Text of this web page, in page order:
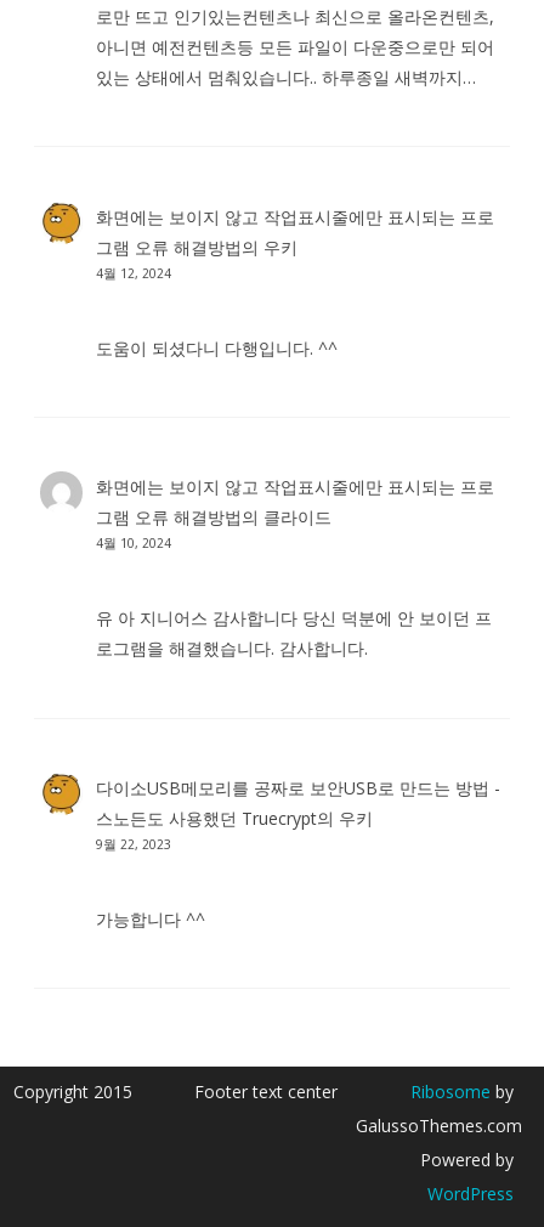
로만 뜨고 인기있는컨텐츠나 최신으로 올라온컨텐츠,
아니면 예전컨텐츠등 모든 파일이 다운중으로만 되어
있는 상태에서 멈춰있습니다.. 하루종일 새벽까지…
화면에는 보이지 않고 작업표시줄에만 표시되는 프로
그램 오류 해결방법의 우키
4월 12, 2024
도움이 되셨다니 다행입니다. ^^
화면에는 보이지 않고 작업표시줄에만 표시되는 프로
그램 오류 해결방법의 클라이드
4월 10, 2024
유 아 지니어스 감사합니다 당신 덕분에 안 보이던 프
로그램을 해결했습니다. 감사합니다.
다이소USB메모리를 공짜로 보안USB로 만드는 방법 -
스노든도 사용했던 Truecrypt의 우키
9월 22, 2023
가능합니다 ^^
Copyright 2015 Footer text center Ribosome by
GalussoThemes.com
Powered by
WordPress